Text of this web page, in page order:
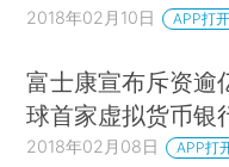
2018年02月10日 APP打开
富士康宣布斥资逾
球首家虚拟货币银
2018年02月08日 APP打